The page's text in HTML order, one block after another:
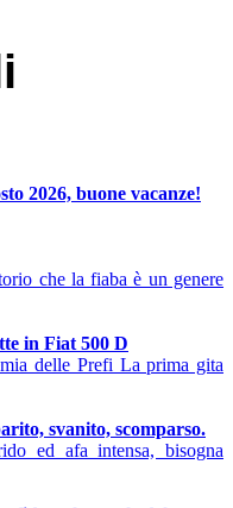
2026, buone vacanze!
che la fiaba è un genere
in Fiat 500 D
delle Prefi La prima gita
svanito, scomparso.
ed afa intensa, bisogna